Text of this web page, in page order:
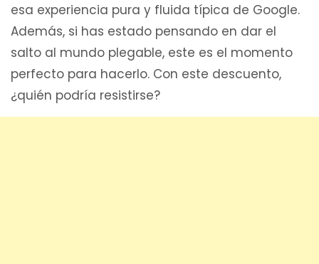
esa experiencia pura y fluida típica de Google.
Además, si has estado pensando en dar el
salto al mundo plegable, este es el momento
perfecto para hacerlo. Con este descuento,
¿quién podría resistirse?